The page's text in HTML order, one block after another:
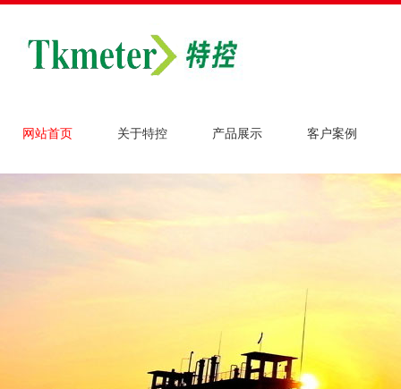
网站首页 关于特控 产品展示 客户案例